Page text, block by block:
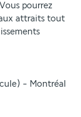
pourrez
attraits tout
- Montréal